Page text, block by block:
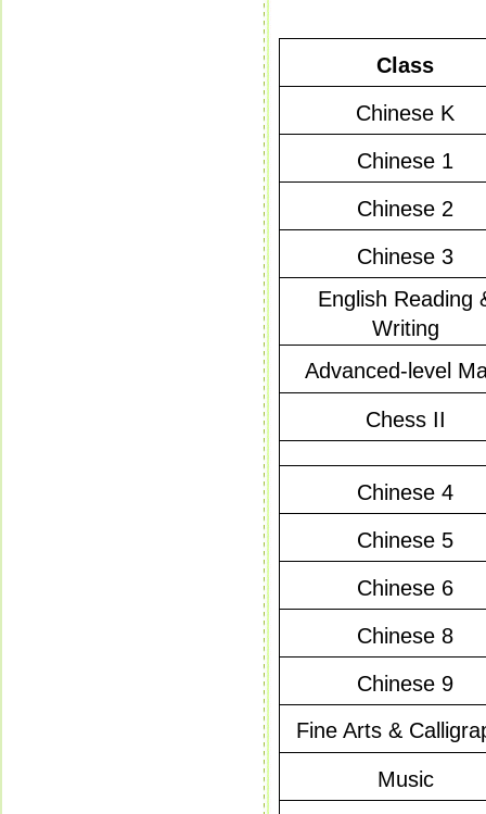
Class
Chinese K
Chinese 1
Chinese 2
Chinese 3
English Reading
Writing
Advanced-level
Chess II
Chinese 4
Chinese 5
Chinese 6
Chinese 8
Chinese 9
Fine Arts &
Music